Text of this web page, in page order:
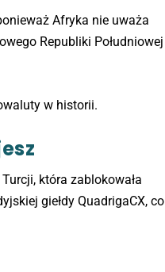
Afryka nie uważa
Republiki Południowej
w historii.
która zablokowała
giełdy QuadrigaCX, co